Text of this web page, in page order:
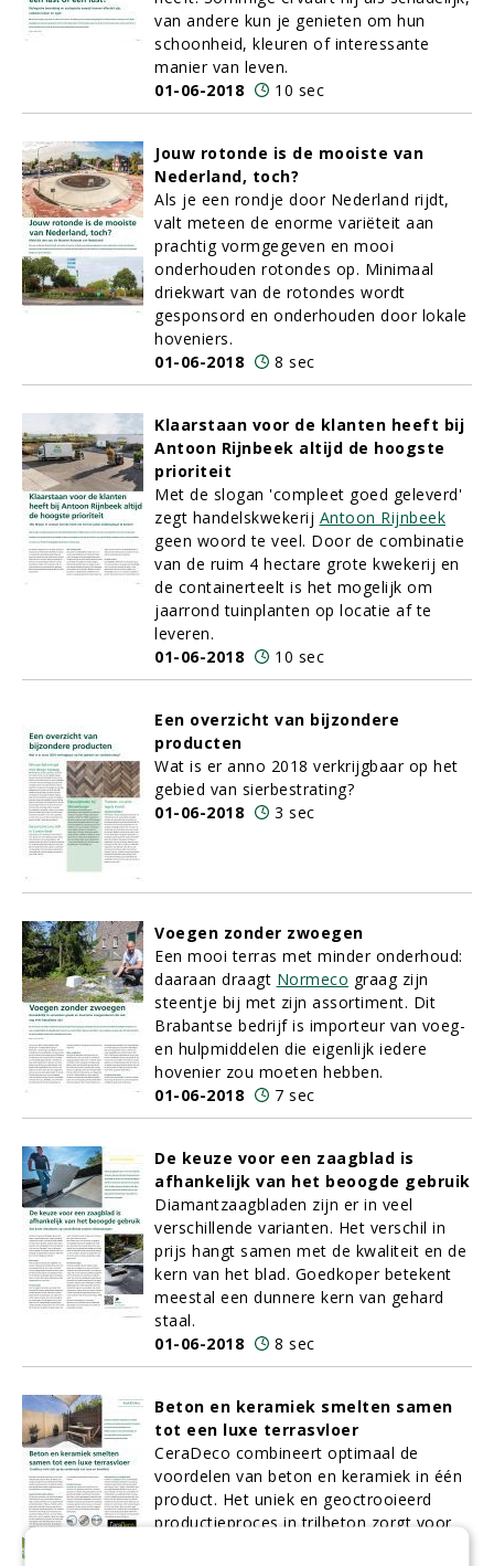
van andere kun je genieten om hun
schoonheid, kleuren of interessante
manier van leven.
01-06-2018
10 sec
Jouw rotonde is de mooiste van
Nederland, toch?
Als je een rondje door Nederland rijdt,
valt meteen de enorme variëteit aan
prachtig vormgegeven en mooi
onderhouden rotondes op. Minimaal
driekwart van de rotondes wordt
gesponsord en onderhouden door lokale
hoveniers.
01-06-2018
8 sec
Klaarstaan voor de klanten heeft bij
Antoon Rijnbeek altijd de hoogste
prioriteit
Met de slogan 'compleet goed geleverd'
zegt handelskwekerij Antoon Rijnbeek
geen woord te veel. Door de combinatie
van de ruim 4 hectare grote kwekerij en
de containerteelt is het mogelijk om
jaarrond tuinplanten op locatie af te
leveren.
01-06-2018
10 sec
Een overzicht van bijzondere
producten
Wat is er anno 2018 verkrijgbaar op het
gebied van sierbestrating?
01-06-2018
3 sec
Voegen zonder zwoegen
Een mooi terras met minder onderhoud:
daaraan draagt Normeco graag zijn
steentje bij met zijn assortiment. Dit
Brabantse bedrijf is importeur van voeg-
en hulpmiddelen die eigenlijk iedere
hovenier zou moeten hebben.
01-06-2018
7 sec
De keuze voor een zaagblad is
afhankelijk van het beoogde gebruik
Diamantzaagbladen zijn er in veel
verschillende varianten. Het verschil in
prijs hangt samen met de kwaliteit en de
kern van het blad. Goedkoper betekent
meestal een dunnere kern van gehard
staal.
01-06-2018
8 sec
Beton en keramiek smelten samen
tot een luxe terrasvloer
CeraDeco combineert optimaal de
voordelen van beton en keramiek in één
product. Het uniek en geoctrooieerd
productieproces in trilbeton zorgt voor